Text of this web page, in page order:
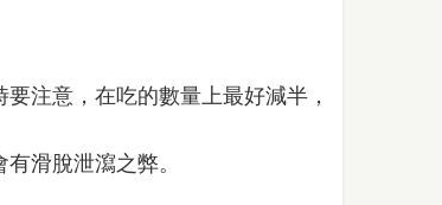
注意，在吃的數量上最好減半，
滑脫泄瀉之弊。